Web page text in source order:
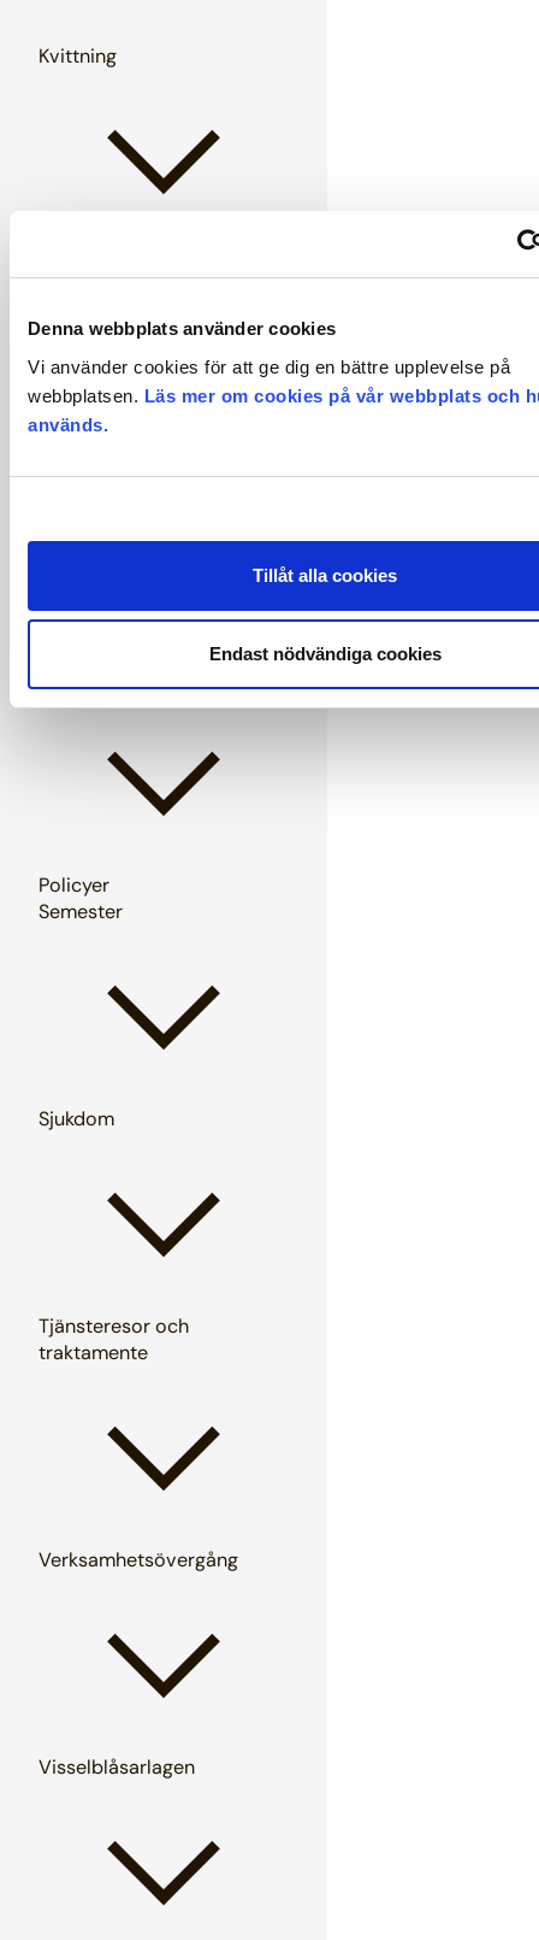
Denna webbplats använder cookies
Vi använder cookies för att ge dig en bättre upplevelse på
webbplatsen. Läs mer om cookies på vår webbplats och
används.
Tillåt alla cookies
Endast nödvändiga cookies
Kvittning
Löner
Policyer
Semester
Sjukdom
Tjänsteresor och
traktamente
Verksamhetsövergång
Visselblåsarlagen